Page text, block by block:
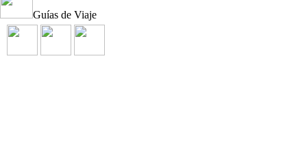
Guías de Viaje